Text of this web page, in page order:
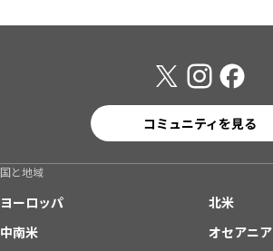
コミュニティを見る
国と地域
ヨーロッパ
北米
中南米
オセアニア